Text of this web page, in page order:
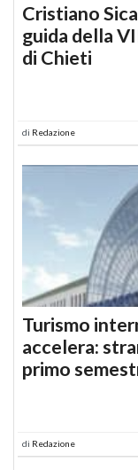
Cristiano
guida della
di Chieti
di Redazione
Turismo
accelera:
primo
di Redazione